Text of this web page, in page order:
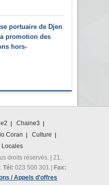
portuaire de Djen
promotion des
hors-
Chaine3
Coran
Culture
Locales
droits réservés. | 21,
Tél: 023 500 301 | Fax:
/ Appels d'offres